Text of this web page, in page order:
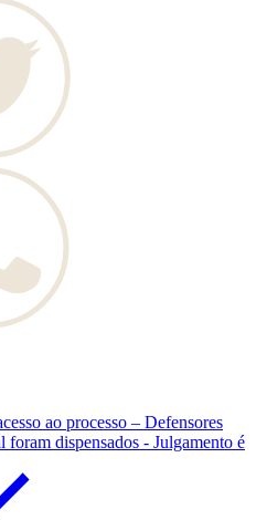
ao processo – Defensores
dispensados - Julgamento é